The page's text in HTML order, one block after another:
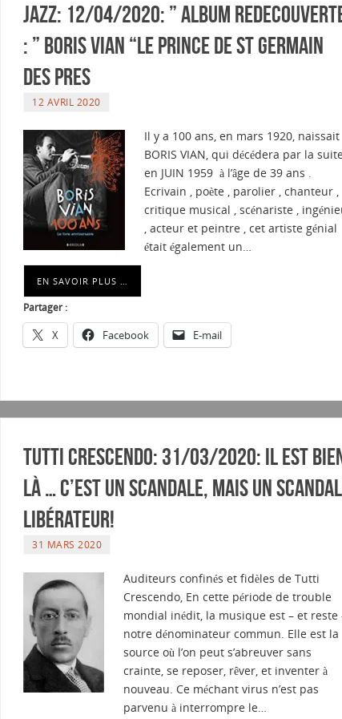
Jazz: 12/04/2020: ” ALBUM
: ” BORIS VIAN “LE PRINCE DE St GERMAIN
DES PRES
12 AVRIL 2020
Il y a 100 ans, en mars 1920, naissait
BORIS VIAN, qui décédera par la
en JUIN 1959 à l’âge de 39 ans .
Ecrivain , poète , parolier , chanteur ,
critique musical , scénariste ,
, acteur et peintre , cet artiste génial
était également un…
EN SAVOIR PLUS …
Partager :
X Facebook E-mail
Tutti Crescendo: 31/03/2020: Il est
là … C’est un scandale, mais un
libérateur!
31 MARS 2020
Auditeurs confinés et fidèles de Tutti
Crescendo, En cette période de trouble
mondial inédit, la musique est – et reste
notre dénominateur commun. Elle est la
source où l’on peut s’abreuver sans
crainte, se reposer, rêver, et inventer à
nouveau. Ce méchant virus n’est pas
parvenu à interrompre le…